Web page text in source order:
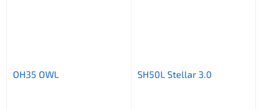
OH35 OWL SH50L Stellar 3.0